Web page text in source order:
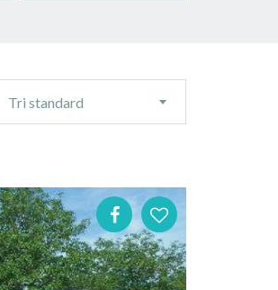
Tri standard